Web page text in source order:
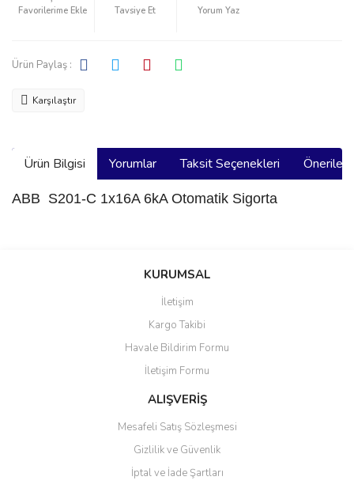
Tavsiye Et Yorum Yaz
Ürün Paylaş :
Karşılaştır
Ürün Bilgisi Yorumlar Taksit Seçenekleri
ABB S201-C 1x16A 6kA Otomatik Sigorta
Bu ürüne ilk yorumu siz yapın!
Ürün resmi kalitesiz, bozuk veya görüntülenemiyor.
Ürün açıklamasında eksik bilgiler bulunuyor.
Ürün bilgilerinde hatalar bulunuyor.
Ürün fiyatı diğer sitelerden daha pahalı.
KURUMSAL
İletişim
Kargo Takibi
Havale Bildirim Formu
İletişim Formu
ALIŞVERİŞ
Mesafeli Satış Sözleşmesi
Gizlilik ve Güvenlik
İptal ve İade Şartları